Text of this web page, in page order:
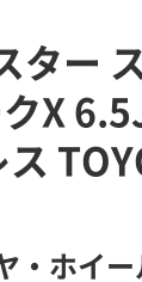
ター
X
・ホイ